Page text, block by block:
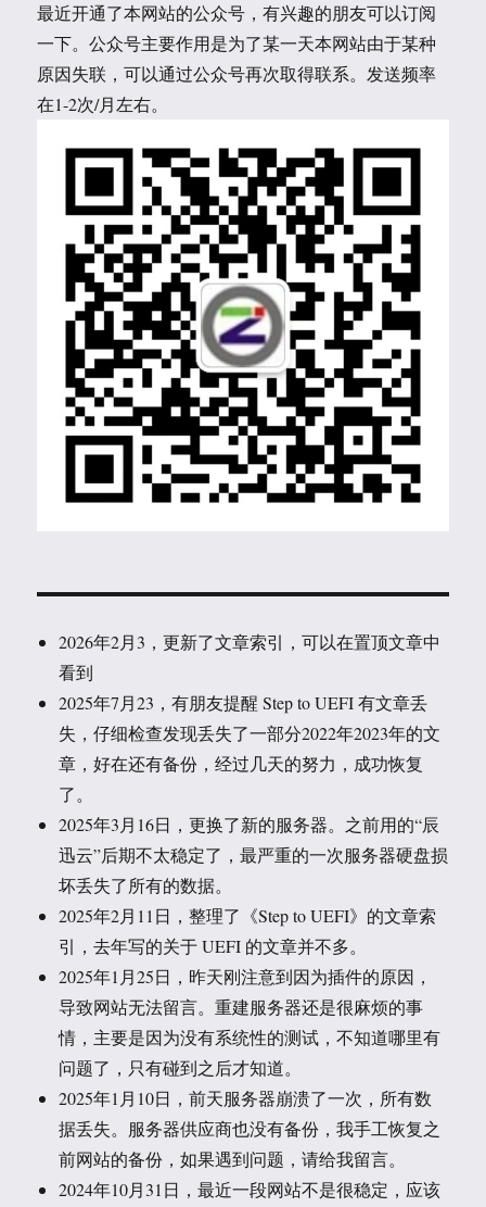
最近开通了本网站的公众号，有兴趣的朋友可以订阅
一下。公众号主要作用是为了某一天本网站由于某种
原因失联，可以通过公众号再次取得联系。发送频率
在1-2次/月左右。
2026年2月3，更新了文章索引，可以在置顶文章中
看到
2025年7月23，有朋友提醒 Step to UEFI 有文章丢
失，仔细检查发现丢失了一部分2022年2023年的文
章，好在还有备份，经过几天的努力，成功恢复
了。
2025年3月16日，更换了新的服务器。之前用的“辰
迅云”后期不太稳定了，最严重的一次服务器硬盘损
坏丢失了所有的数据。
2025年2月11日，整理了《Step to UEFI》的文章索
引，去年写的关于 UEFI 的文章并不多。
2025年1月25日，昨天刚注意到因为插件的原因，
导致网站无法留言。重建服务器还是很麻烦的事
情，主要是因为没有系统性的测试，不知道哪里有
问题了，只有碰到之后才知道。
2025年1月10日，前天服务器崩溃了一次，所有数
据丢失。服务器供应商也没有备份，我手工恢复之
前网站的备份，如果遇到问题，请给我留言。
2024年10月31日，最近一段网站不是很稳定，应该